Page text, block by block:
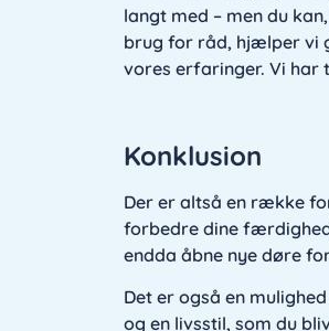
langt med – men du
brug for råd, hjælper vi
vores erfaringer. Vi har
Konklusion
Der er altså en række
forbedre dine
endda åbne nye døre
Det er også en
og en livsstil, som du